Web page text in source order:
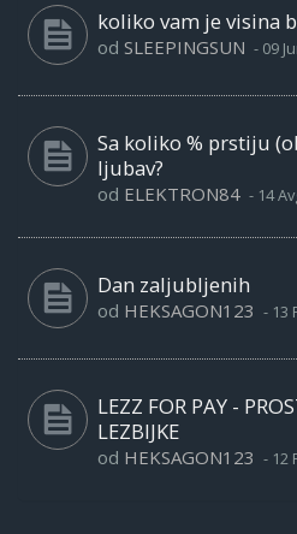
koliko vam je visina
od SLEEPINGSUN - 09
Sa koliko % prstiju
ljubav?
od ELEKTRON84 - 14
Dan zaljubljenih
od HEKSAGON123 - 13
LEZZ FOR PAY -
LEZBIJKE
od HEKSAGON123 - 12